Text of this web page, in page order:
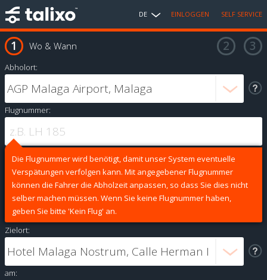
DE EINLOGGEN SELF SERVICE
Wo & Wann
Abholort:
Flugnummer:
Die Flugnummer wird benötigt, damit unser System eventuelle
Verspätungen verfolgen kann. Mit angegebener Flugnummer
können die Fahrer die Abholzeit anpassen, so dass Sie dies nicht
selber machen müssen. Wenn Sie keine Flugnummer haben,
geben Sie bitte 'Kein Flug' an.
Zielort:
am: